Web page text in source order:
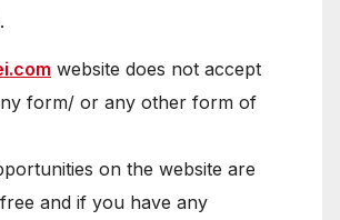
website does not accept
form/ or any other form of
on the website are
and if you have any